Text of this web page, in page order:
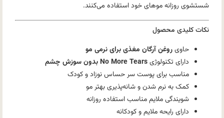
شستشوی روزانه موهای خود استفاده می‌کنند.
نکات کلیدی محصول
حاویروغن آرگان مغذی برای نرمی مو
دارای تکنولوژیNo More Tears بدون سوزش چشم
مناسب برای پوست سر حساس نوزاد و کودک
کمک به نرم شدن و شانه‌پذیری بهتر مو
شویندگی ملایم مناسب استفاده روزانه
دارای رایحه ملایم و کودکانه